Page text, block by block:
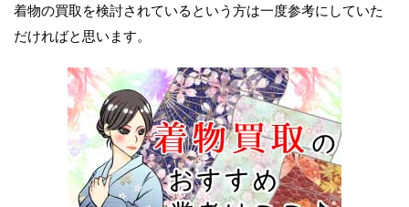
着物の買取を検討されているという方は一度参考にしていた
だければと思います。